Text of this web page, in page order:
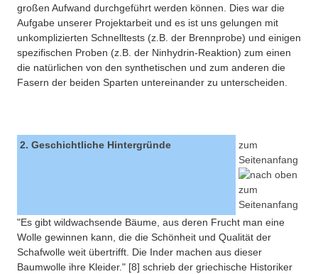
großen Aufwand durchgeführt werden können. Dies war die
Aufgabe unserer Projektarbeit und es ist uns gelungen mit
unkomplizierten Schnelltests (z.B. der Brennprobe) und einigen
spezifischen Proben (z.B. der Ninhydrin-Reaktion) zum einen
die natürlichen von den synthetischen und zum anderen die
Fasern der beiden Sparten untereinander zu unterscheiden.
2. Geschichtliche Hintergründe
zum
Seitenanfang
"Es gibt wildwachsende Bäume, aus deren Frucht man eine
Wolle gewinnen kann, die die Schönheit und Qualität der
Schafwolle weit übertrifft. Die Inder machen aus dieser
Baumwolle ihre Kleider." [8] schrieb der griechische Historiker